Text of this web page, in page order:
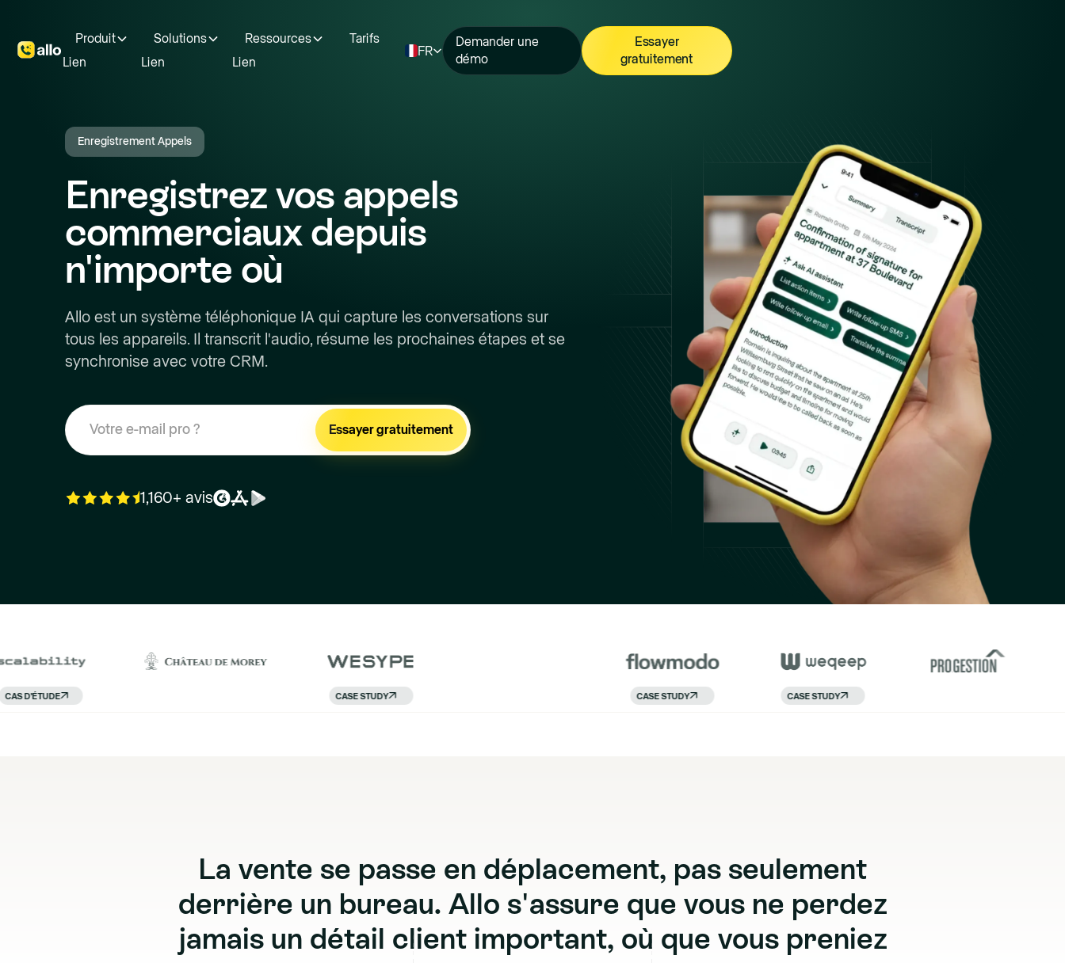
Produit
Lien
Solutions
Lien
Ressources
Lien
Tarifs
FR
Demander une
démo
Essayer
gratuitement
Enregistrement Appels
Enregistrez vos appels
commerciaux depuis
n'importe où
Allo est un système téléphonique IA qui capture les conversations sur
tous les appareils. Il transcrit l'audio, résume les prochaines étapes et se
synchronise avec votre CRM.
1,160+ avis
La vente se passe en déplacement, pas seulement
derrière un bureau. Allo s'assure que vous ne perdez
jamais un détail client important, où que vous preniez